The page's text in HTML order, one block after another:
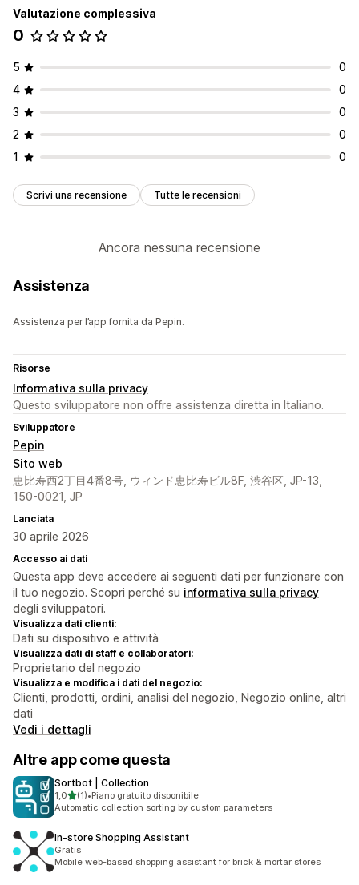
Valutazione complessiva
0
5
0
4
0
3
0
2
0
1
0
Scrivi una recensione Tutte le recensioni
Ancora nessuna recensione
Assistenza
Assistenza per l’app fornita da Pepin.
Risorse
Informativa sulla privacy
Questo sviluppatore non offre assistenza diretta in Italiano.
Sviluppatore
Pepin
Sito web
恵比寿西2丁目4番8号, ウィンド恵比寿ビル8F, 渋谷区, JP-13,
150-0021, JP
Lanciata
30 aprile 2026
Accesso ai dati
Questa app deve accedere ai seguenti dati per funzionare con
il tuo negozio. Scopri perché su informativa sulla privacy
degli sviluppatori.
Visualizza dati clienti:
Dati su dispositivo e attività
Visualizza dati di staff e collaboratori:
Proprietario del negozio
Visualizza e modifica i dati del negozio:
Clienti, prodotti, ordini, analisi del negozio, Negozio online, altri
dati
Vedi i dettagli
Altre app come questa
Sortbot | Collection
1,0stelle su 5
(1)
1 recensioni totali
•Piano gratuito disponibile
Automatic collection sorting by custom parameters
In‑store Shopping Assistant
Gratis
Mobile web-based shopping assistant for brick & mortar stores